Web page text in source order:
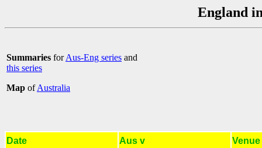
England
Summaries forAus-Eng series and
this series
Map ofAustralia
Date Aus v Venue